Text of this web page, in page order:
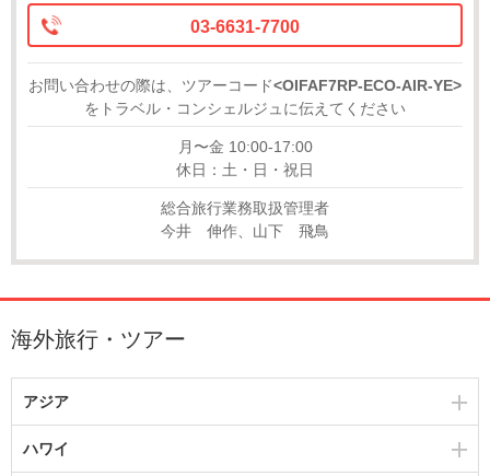
03-6631-7700
お問い合わせの際は、ツアーコード<OIFAF7RP-ECO-AIR-YE>
をトラベル・コンシェルジュに伝えてください
月〜金 10:00-17:00
休日：土・日・祝日
総合旅行業務取扱管理者
今井 伸作、山下 飛鳥
海外旅行・ツアー
アジア
ハワイ